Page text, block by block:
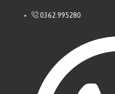
0362.995280